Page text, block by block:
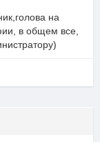
на
в общем все,